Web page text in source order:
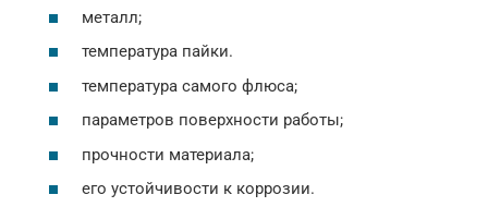
металл;
температура пайки.
температура самого флюса;
параметров поверхности работы;
прочности материала;
его устойчивости к коррозии.